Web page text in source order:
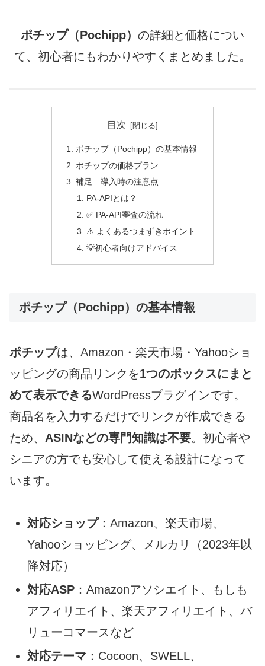
ポチップ（Pochipp） の詳細と価格につい
て、初心者にもわかりやすくまとめました。
目次
ポチップ（Pochipp）の基本情報
ポチップの価格プラン
補足 導入時の注意点
PA-APIとは？
✅ PA-API審査の流れ
⚠️ よくあるつまずきポイント
💡初心者向けアドバイス
ポチップ（Pochipp）の基本情報
ポチップは、Amazon・楽天市場・Yahooショ
ッピングの商品リンクを1つのボックスにまと
めて表示できるWordPressプラグインです。
商品名を入力するだけでリンクが作成できる
ため、 ASINなどの専門知識は不要。初心者や
シニアの方でも安心して使える設計になって
います。
対応ショップ：Amazon、楽天市場、
Yahooショッピング、メルカリ（2023年以
降対応）
対応ASP ：Amazonアソシエイト、もしも
アフィリエイト、楽天アフィリエイト、バ
リューコマースなど
対応テーマ ：Cocoon、SWELL、